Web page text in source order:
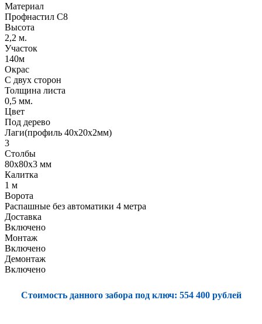
Материал
Профнастил С8
Высота
2,2 м.
Участок
140м
Окрас
С двух сторон
Толщина листа
0,5 мм.
Цвет
Под дерево
Лаги(профиль 40х20х2мм)
3
Столбы
80х80х3 мм
Калитка
1 м
Ворота
Распашные без автоматики 4 метра
Доставка
Включено
Монтаж
Включено
Демонтаж
Включено
Стоимость данного забора под ключ: 554 400 рублей